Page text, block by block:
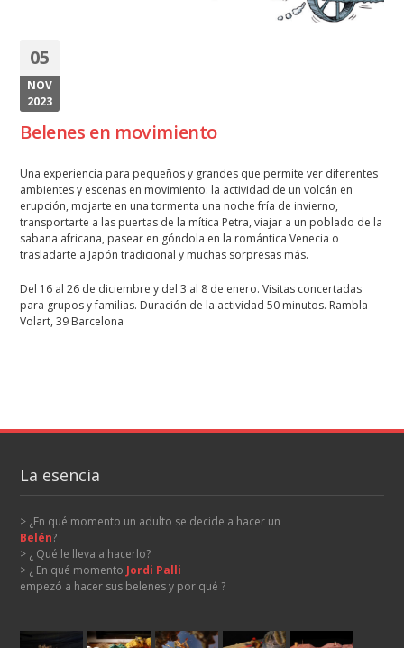
05
NOV
2023
Belenes en movimiento
Una experiencia para pequeños y grandes que permite ver diferentes
ambientes y escenas en movimiento: la actividad de un volcán en
erupción, mojarte en una tormenta una noche fría de invierno,
transportarte a las puertas de la mítica Petra, viajar a un poblado de la
sabana africana, pasear en góndola en la romántica Venecia o
trasladarte a Japón tradicional y muchas sorpresas más.
Del 16 al 26 de diciembre y del 3 al 8 de enero. Visitas concertadas
para grupos y familias. Duración de la actividad 50 minutos. Rambla
Volart, 39 Barcelona
La esencia
> ¿En qué momento un adulto se decide a hacer un
Belén?
> ¿ Qué le lleva a hacerlo?
> ¿ En qué momento Jordi Palli
empezó a hacer sus belenes y por qué ?